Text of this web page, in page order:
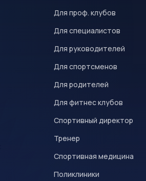
Для проф. клубов
Для специалистов
Для руководителей
Для спортсменов
Для родителей
Для фитнес клубов
Спортивный директор
Тренер
Спортивная медицина
Поликлиники